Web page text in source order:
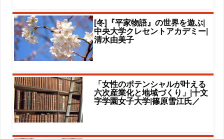
[冬]『平家物語』の世界を遊ぶ|
中央大学クレセントアカデミー|
清水由美子
「女性のポテンシャルが叶える
六次産業化と地域づくり」|十文
字学園女子大学|篠原雪江氏／